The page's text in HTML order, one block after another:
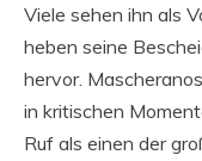
Viele sehen ihn als
heben seine
hervor.
in kritischen
Ruf als einen der